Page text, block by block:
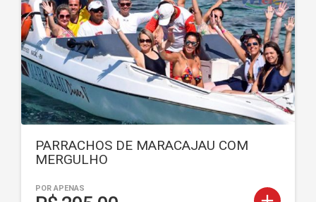
PARRACHOS DE MARACAJAU COM
MERGULHO
POR APENAS